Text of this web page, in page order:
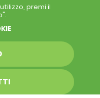
premi il